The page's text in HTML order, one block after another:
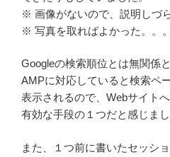
※ 画像がないので、説明しづ
※ 写真を取ればよかった。。。
Googleの検索順位とは無関係
AMPに対応していると検索ペ
表示されるので、Webサイト
有効な手段の１つだと感じまし
また、１つ前に書いたセッシ